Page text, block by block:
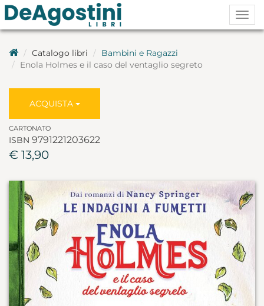
Catalogo libri
Bambini e Ragazzi
Enola Holmes e il caso del ventaglio segreto
ACQUISTA
CARTONATO
ISBN 9791221203622
€ 13,90